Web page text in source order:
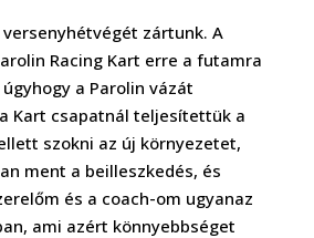
versenyhétvégét zártunk. A
Racing Kart erre a futamra
a Parolin vázát
Kart csapatnál teljesítettük a
szokni az új környezetet,
ment a beilleszkedés, és
és a coach-om ugyanaz
ami azért könnyebbséget